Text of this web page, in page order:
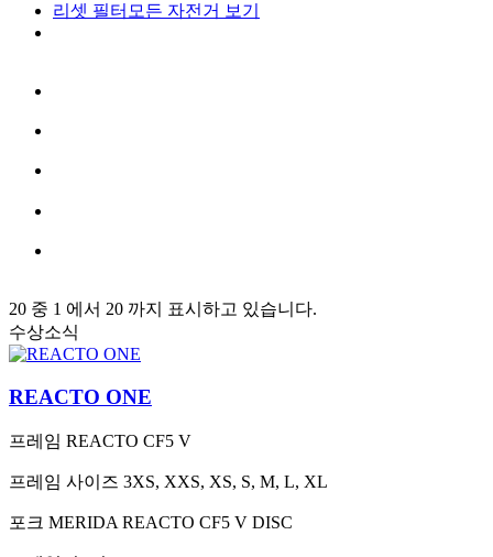
리셋 필터 모든 자전거 보기
20 중 1 에서 20 까지 표시하고 있습니다.
수상소식
REACTO ONE
프레임 REACTO CF5 V
프레임 사이즈 3XS, XXS, XS, S, M, L, XL
포크 MERIDA REACTO CF5 V DISC